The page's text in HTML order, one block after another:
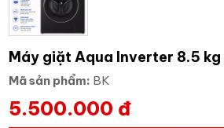
Máy giặt Aqua Inverter 8.5
Mã sản phẩm: BK
5.500.000 đ